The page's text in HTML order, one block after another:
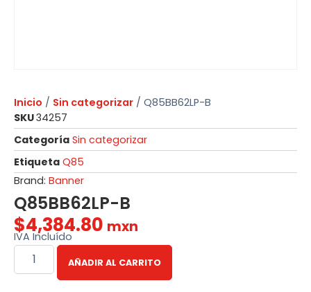
Inicio / Sin categorizar / Q85BB62LP-B
SKU34257
Categoría Sin categorizar
Etiqueta Q85
Brand: Banner
Q85BB62LP-B
$4,384.80 mxn
IVA Incluído
AÑADIR AL CARRITO